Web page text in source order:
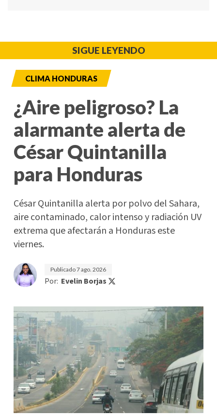
SIGUE LEYENDO
CLIMA HONDURAS
¿Aire peligroso? La
alarmante alerta de
César Quintanilla
para Honduras
César Quintanilla alerta por polvo del Sahara,
aire contaminado, calor intenso y radiación UV
extrema que afectarán a Honduras este
viernes.
Publicado7 ago. 2026
Por: Evelin Borjas